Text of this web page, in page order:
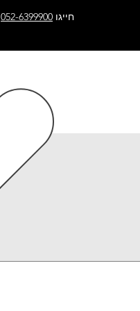
חייגו 052-6399900